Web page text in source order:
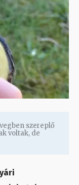
szereplő
voltak, de